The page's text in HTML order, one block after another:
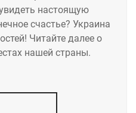
настоящую
счастье? Украина
Читайте далее о
нашей страны.